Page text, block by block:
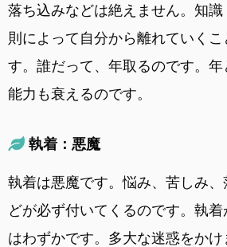
落ち込みなどは絶えません。知
則によって自分から離れていくこ
す。誰だって、年取るのです。年
能力も衰えるのです。
執着：悪魔
執着は悪魔です。悩み、苦しみ
どが必ず付いてくるのです。執
はわずかです。多大な迷惑をか